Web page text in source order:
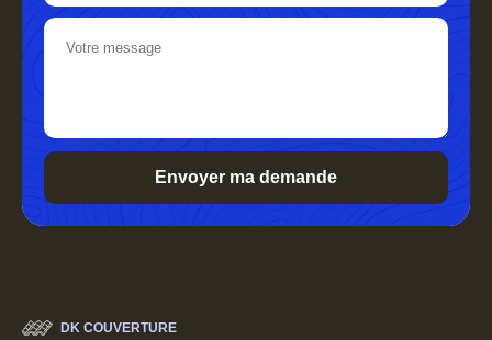
DK COUVERTURE